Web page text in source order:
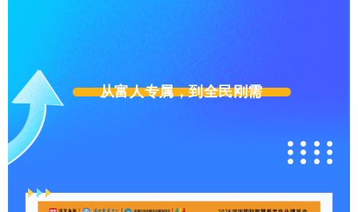
从富人专属，到全民刚需